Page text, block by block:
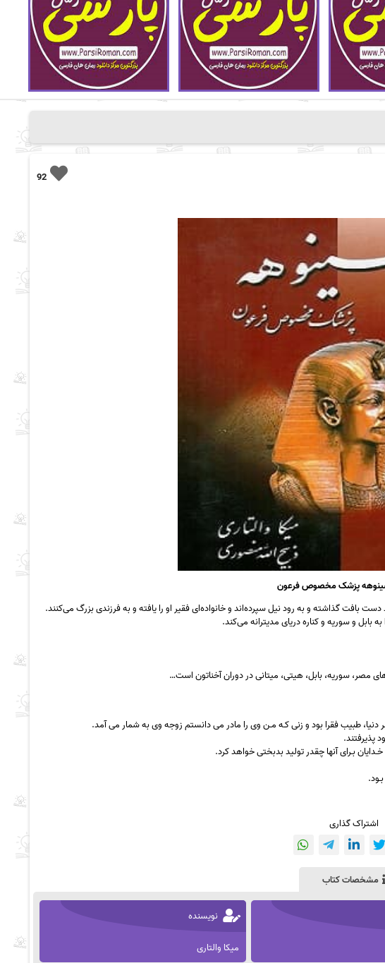
92
سینوهه پزشک مخصوص فرعون
بافت گذاشته و به رود نیل سپرده‌اند و خانواده‌ای فقیر او را یافته و به فرزندی بزرگ می‌کنند.
و سوریه و کناره دریای مدیترانه می‌کند.
مصر، سوریه، بابل، هیتی، میتانی در دوران آخناتون است…
ﻃﺒﯿﺐ ﻓﻘﺮا ﺑﻮد و زﻧﯽ ﮐـﻪ ﻣـﻦ وی را ﻣﺎدر ﻣﯽ داﻧﺴﺘﻢ زوﺟﻪ وی ﺑﻪ ﺷﻤﺎر ﻣﯽ آﻣﺪ.
ﭘﺬﯾﺮﻓﺘﻨﺪ.
ﺑـﺮای آﻧﻬﺎ ﭼﻘﺪر ﺗﻮﻟﯿﺪ ﺑﺪﺑﺨﺘﯽ ﺧﻮاﻫﺪ ﮐﺮد.
اشتراک گذاری
مشخصات کتاب
نویسنده
میکا والتاری